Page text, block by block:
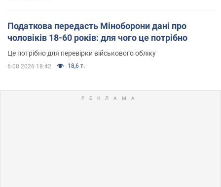
Податкова передасть Міноборони дані про
чоловіків 18-60 років: для чого це потрібно
Це потрібно для перевірки військового обліку
6.08.2026 18:42 18,6 т.